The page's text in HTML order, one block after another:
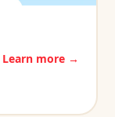
Learn more →